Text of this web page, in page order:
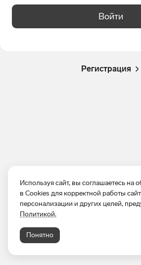
Используя сайт, вы соглашаетесь на
в Cookies для корректной работы
персонализации и других целей,
Политикой.
Понятно
Войти
Регистрация